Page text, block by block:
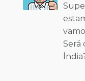
Será